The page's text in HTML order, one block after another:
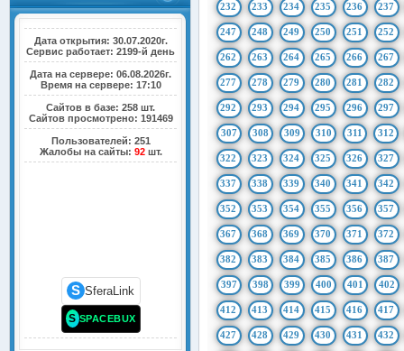
Дата открытия: 30.07.2020г.
Сервис работает: 2199-й день
Дата на сервере: 06.08.2026г.
Время на сервере: 17:10
Сайтов в базе: 258 шт.
Сайтов просмотрено: 191469
Пользователей: 251
Жалобы на сайты: 92шт.
S SferaLink
S SPACEBUX
232 233 234 235 236 237
247 248 249 250 251 252
262 263 264 265 266 267
277 278 279 280 281 282
292 293 294 295 296 297
307 308 309 310 311 312
322 323 324 325 326 327
337 338 339 340 341 342
352 353 354 355 356 357
367 368 369 370 371 372
382 383 384 385 386 387
397 398 399 400 401 402
412 413 414 415 416 417
427 428 429 430 431 432